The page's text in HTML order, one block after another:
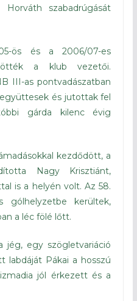
szabadrúgását
ös és a 2006/07-es
a klub vezetői.
III-as pontvadászatban
és jutottak fel
gárda kilenc évig
kezdődött, a
Nagy Krisztiánt,
is a helyén volt. Az 58.
gólhelyzetbe kerültek,
a léc fölé lőtt.
egy szögletvariáció
labdáját Pákai a hosszú
jól érkezett és a